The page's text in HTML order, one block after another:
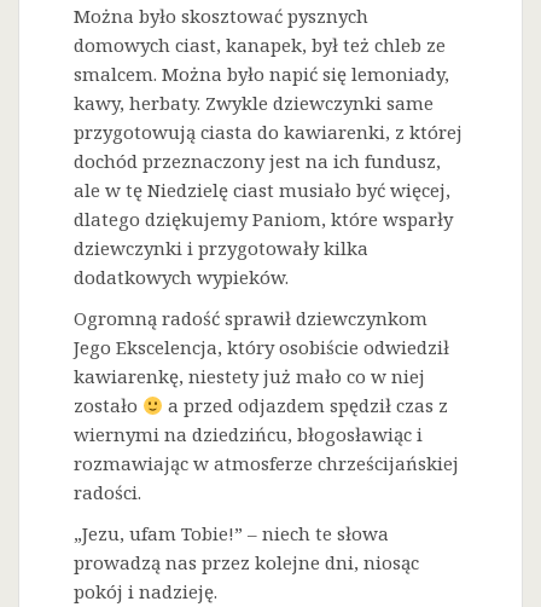
Można było skosztować pysznych
domowych ciast, kanapek, był też chleb ze
smalcem. Można było napić się lemoniady,
kawy, herbaty. Zwykle dziewczynki same
przygotowują ciasta do kawiarenki, z której
dochód przeznaczony jest na ich fundusz,
ale w tę Niedzielę ciast musiało być więcej,
dlatego dziękujemy Paniom, które wsparły
dziewczynki i przygotowały kilka
dodatkowych wypieków.
Ogromną radość sprawił dziewczynkom
Jego Ekscelencja, który osobiście odwiedził
kawiarenkę, niestety już mało co w niej
zostało
a przed odjazdem spędził czas z
wiernymi na dziedzińcu, błogosławiąc i
rozmawiając w atmosferze chrześcijańskiej
radości.
„Jezu, ufam Tobie!” – niech te słowa
prowadzą nas przez kolejne dni, niosąc
pokój i nadzieję.